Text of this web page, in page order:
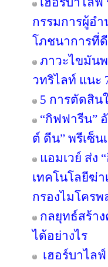
กรรมการผู้อ
โภชนาการที่
ภาวะไขมัน
วทริไลท์ แนะ
5 การตัดสิน
“กิฟฟารีน”
ต์ ดีน” พรีเซ็
แอมเวย์ ส่ง
เทคโนโลยีฆ่
กรองไมโครพ
กลยุทธ์สร้า
ได้อย่างไร
เฮอร์บาไล